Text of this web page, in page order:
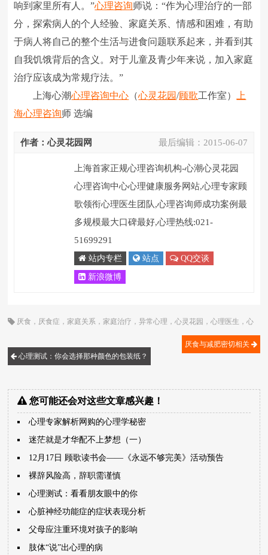
响到家里所有人。”心理咨询师说：“作为心理治疗的一部
分，探索病人的个人经验、家庭关系、情感和困难，有助
于病人将自己的整个生活与进食问题联系起来，并看到其
自我饥饿背后的含义。对于儿童及青少年来说，加入家庭
治疗应该成为常规疗法。”
上海心潮心理咨询中心 （心灵花园/顾歌工作室）
上
海心理咨询师 选编
最后编辑： 2015-06-07
作者：心灵花园网
上海首家正规心理咨询机构-心潮心灵花园
心理咨询中心心理健康服务网站,心理专家顾
歌领衔心理医生团队,心理咨询师成功案例最
多规模最大口碑最好,心理热线:021-
51699291
站内专栏 站点 QQ交谈
新浪微博
厌食 ， 厌食症 ，家庭关系 ，家庭治疗 ，异常心理 ，心灵花园 ，心理医生 ，心
心理测试：你会选择那种颜色的包装纸？
厌食与减肥密切相关
您可能还会对这些文章感兴趣！
心理专家解析网购的心理学秘密
迷茫就是才华配不上梦想（一）
12月17日 顾歌读书会――《永远不够完美》活动预告
裸辞风险高，辞职需谨慎
心理测试：看看朋友眼中的你
心脏神经功能症的症状表现分析
父母应注重环境对孩子的影响
肢体“说”出心理的病